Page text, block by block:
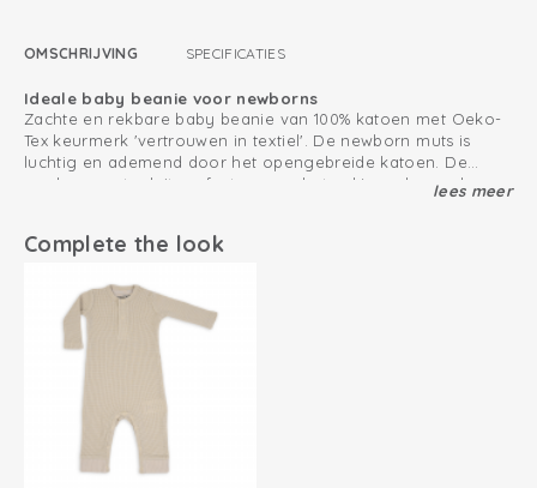
OMSCHRIJVING SPECIFICATIES
Ideale baby beanie voor newborns
Zachte en rekbare baby beanie van 100% katoen met Oeko-
Tex keurmerk 'vertrouwen in textiel'. De newborn muts is
luchtig en ademend door het opengebreide katoen. De
newborn muts sluit perfect aan op het nekje en langs de
Ook leuk te combineren met de andere producten uit onze
Gebreid katoen; ademend en zacht
Geen naden en stiksels
lees meer
Complete the look